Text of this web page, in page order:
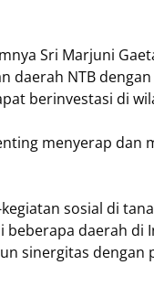
Sri Marjuni
daerah NTB
berinvestasi di
menyerap dan
sosial di
daerah di
sinergitas dengan